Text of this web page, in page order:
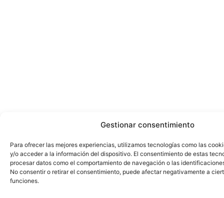
Gestionar consentimiento
Para ofrecer las mejores experiencias, utilizamos tecnologías como las
y/o acceder a la información del dispositivo. El consentimiento de estas
procesar datos como el comportamiento de navegación o las
No consentir o retirar el consentimiento, puede afectar negativamente a
funciones.